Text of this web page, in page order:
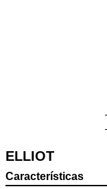
ELLIOT
Características